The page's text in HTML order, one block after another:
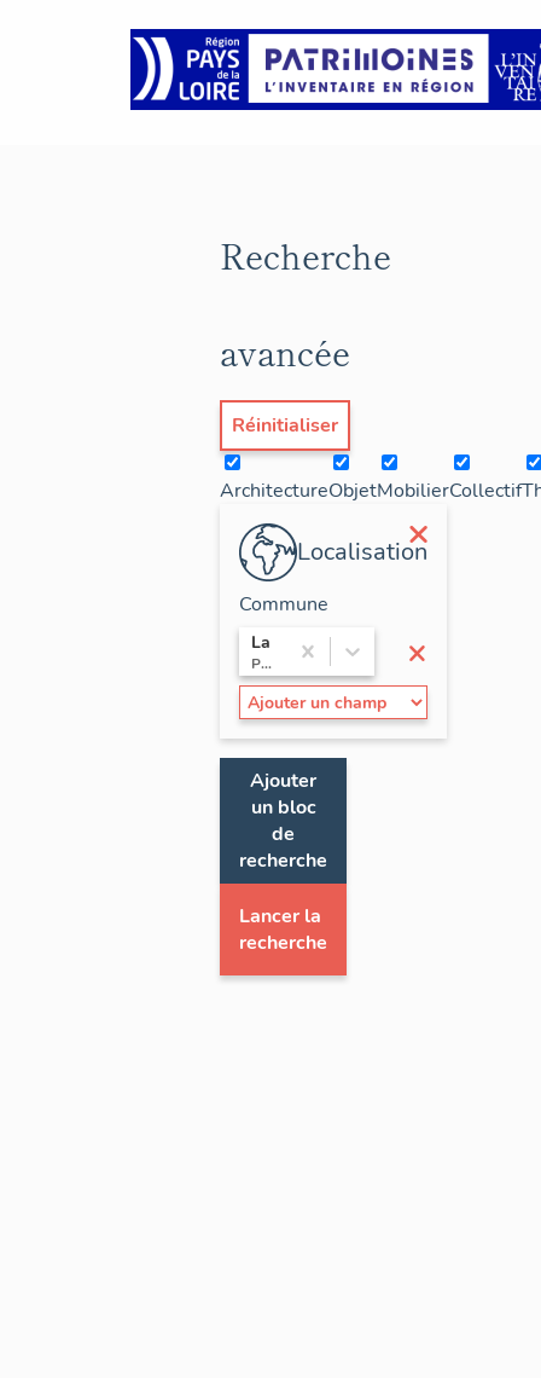
Recherche
avancée
Réinitialiser
ArchitectureObjetMobilierCollectif
×
Localisation
×
Commune
La Baule-Escoublac
Pays de la Loire / Loire-Atlantique
Ajouter
un bloc
de
recherche
Lancer la
recherche